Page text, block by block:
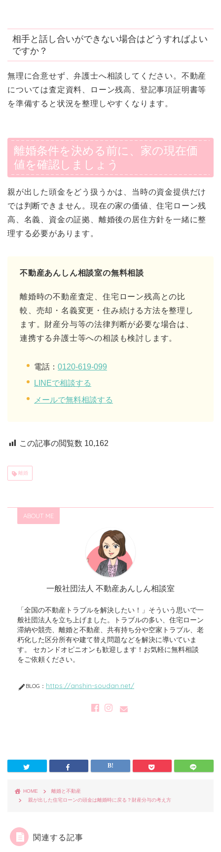
相手と話し合いができない場合はどうすればよい
ですか？
無理に合意せず、弁護士へ相談してください。不動産
については査定資料、ローン残高、登記事項証明書等
を準備すると状況を整理しやすくなります。
離婚条件を決める前に、家の現在価
値を確認しましょう
親が出した頭金をどう扱うかは、当時の資金提供だけ
では判断できません。現在の家の価値、住宅ローン残
高、名義、資金の証拠、離婚後の居住方針を一緒に整
理する必要があります。
不動産あんしん相談室の無料相談
離婚時の不動産査定、住宅ローン残高との比
較、売却・名義変更・住み続ける方法を整理し
ます。財産分与等の法律判断が必要な場合は、
連携する弁護士等への相談も検討します。
電話： 0120-619-099
LINEで相談する
メールで無料相談する
この記事の閲覧数 10,162
離婚
ABOUT ME
一般社団法人 不動産あんしん相談室
「全国の不動産トラブルを解決したい！」そういう思いで一
般社団法人を立ち上げました。トラブルの多い、住宅ローン
滞納や競売、離婚と不動産、共有持ち分や空家トラブル、老
朽化した区分所有や建て替え問題などを解決に導いていま
す。 セカンドオピニオンも歓迎します！お気軽に無料相談
をご依頼ください。
BLOG： https://anshin-soudan.net/
HOME
離婚と不動産
親が出した住宅ローンの頭金は離婚時に戻る？財産分与の考え方
関連する記事